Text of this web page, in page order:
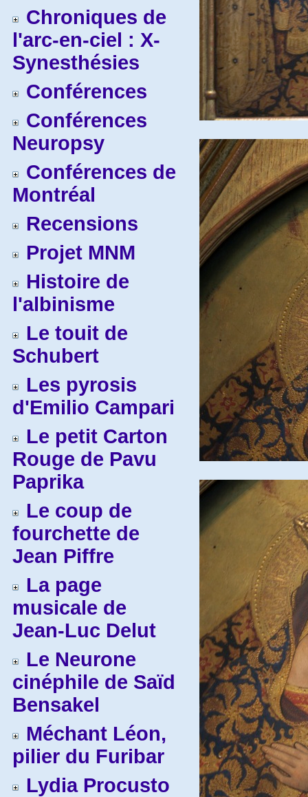
Chroniques de
l'arc-en-ciel : X-
Synesthésies
Conférences
Conférences
Neuropsy
Conférences de
Montréal
Recensions
Projet MNM
Histoire de
l'albinisme
Le touit de
Schubert
Les pyrosis
d'Emilio Campari
Le petit Carton
Rouge de Pavu
Paprika
Le coup de
fourchette de
Jean Piffre
La page
musicale de
Jean-Luc Delut
Le Neurone
cinéphile de Saïd
Bensakel
Méchant Léon,
pilier du Furibar
Lydia Procusto